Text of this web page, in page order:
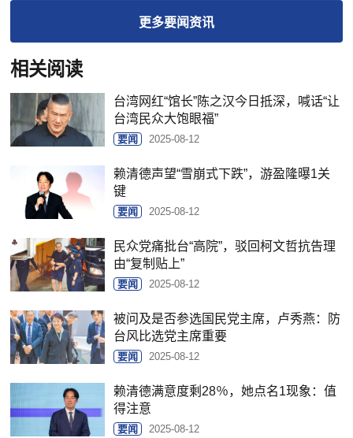
更多要闻资讯
相关阅读
台湾网红“馆长”陈之汉今日抵深，喊话“让
台湾民众大饱眼福”
要闻 2025-08-12
赖清德声望“雪崩式下跌”，游盈隆曝1关
键
要闻 2025-08-12
民众党痛批台“高院”，驳回柯文哲抗告理
由“复制贴上”
要闻 2025-08-12
被问及是否参选国民党主席，卢秀燕：防
台风比选党主席重要
要闻 2025-08-12
赖清德满意度剩28％，她点名1现象：值
得注意
要闻 2025-08-12